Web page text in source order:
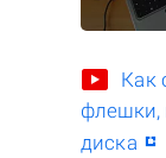
Как
флешки,
диска